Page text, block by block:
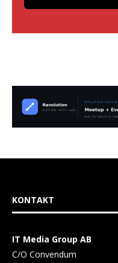
KONTAKT
IT Media Group AB
C/O Convendum